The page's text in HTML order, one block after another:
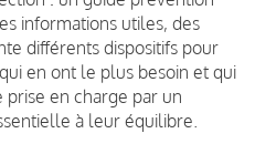
informations utiles, des
différents dispositifs pour
en ont le plus besoin et qui
prise en charge par un
à leur équilibre.